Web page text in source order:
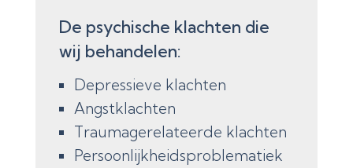
De psychische klachten die
wij behandelen:
Depressieve klachten
Angstklachten
Traumagerelateerde klachten
Persoonlijkheidsproblematiek